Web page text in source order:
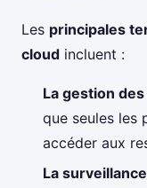
Les principales
cloud incluent :
La gestion
que seules les
accéder aux
La